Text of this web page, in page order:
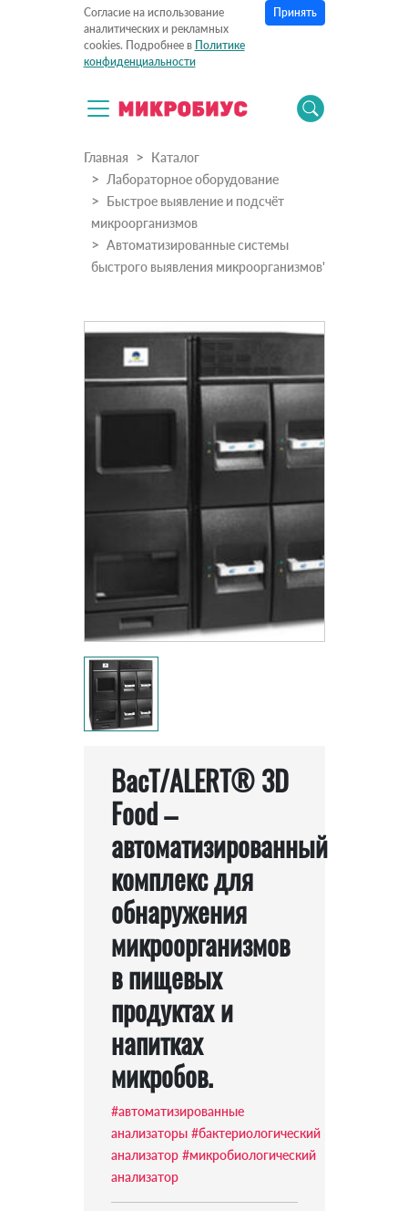
Согласие на использование
аналитических и рекламных
cookies. Подробнее в Политике
конфиденциальности
Принять
Главная
Каталог
Лабораторное оборудование
Быстрое выявление и подсчёт
микроорганизмов
Автоматизированные системы
быстрого выявления микроорганизмов'
BacT/ALERT® 3D
Food –
автоматизированный
комплекс для
обнаружения
микроорганизмов
в пищевых
продуктах и
напитках
микробов.
#автоматизированные
анализаторы #бактериологический
анализатор #микробиологический
анализатор